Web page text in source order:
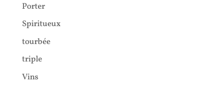
Porter
Spiritueux
tourbée
triple
Vins